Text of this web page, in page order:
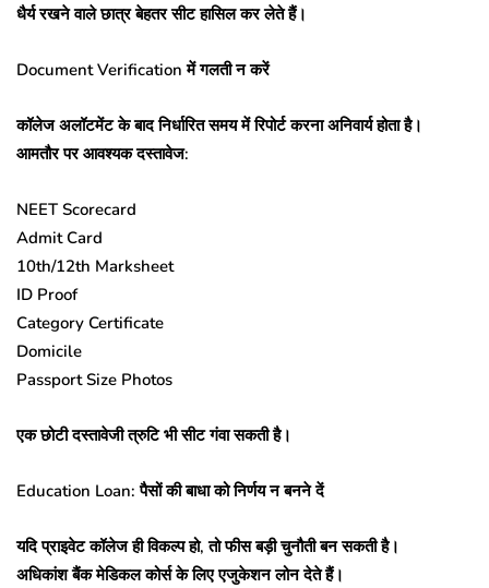
धैर्य रखने वाले छात्र बेहतर सीट हासिल कर लेते हैं।
Document Verification में गलती न करें
कॉलेज अलॉटमेंट के बाद निर्धारित समय में रिपोर्ट करना अनिवार्य होता है।
आमतौर पर आवश्यक दस्तावेज:
NEET Scorecard
Admit Card
10th/12th Marksheet
ID Proof
Category Certificate
Domicile
Passport Size Photos
एक छोटी दस्तावेजी त्रुटि भी सीट गंवा सकती है।
Education Loan: पैसों की बाधा को निर्णय न बनने दें
यदि प्राइवेट कॉलेज ही विकल्प हो, तो फीस बड़ी चुनौती बन सकती है।
अधिकांश बैंक मेडिकल कोर्स के लिए एजुकेशन लोन देते हैं।